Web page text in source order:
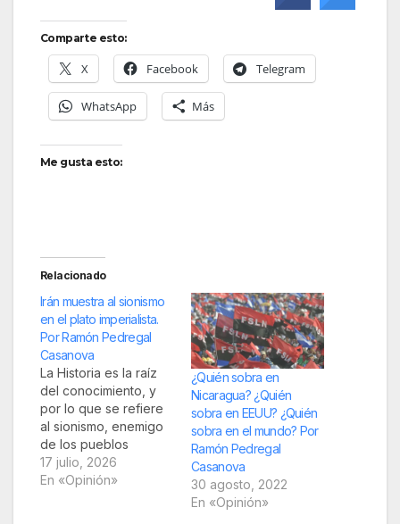
Comparte esto:
X Facebook Telegram
WhatsApp Más
Me gusta esto:
Relacionado
Irán muestra al sionismo
en el plato imperialista.
Por Ramón Pedregal
Casanova
La Historia es la raíz
del conocimiento, y
por lo que se refiere
al sionismo, enemigo
de los pueblos
semitas, podemos
aprender que EEUU
17 julio, 2026
En «Opinión»
¿Quién sobra en
Nicaragua? ¿Quién
sobra en EEUU? ¿Quién
sobra en el mundo? Por
Ramón Pedregal
Casanova
30 agosto, 2022
En «Opinión»